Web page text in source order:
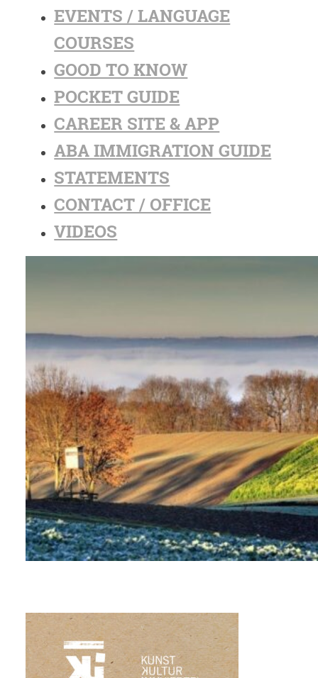
EVENTS / LANGUAGE
COURSES
GOOD TO KNOW
POCKET GUIDE
CAREER SITE & APP
ABA IMMIGRATION GUIDE
STATEMENTS
CONTACT / OFFICE
VIDEOS